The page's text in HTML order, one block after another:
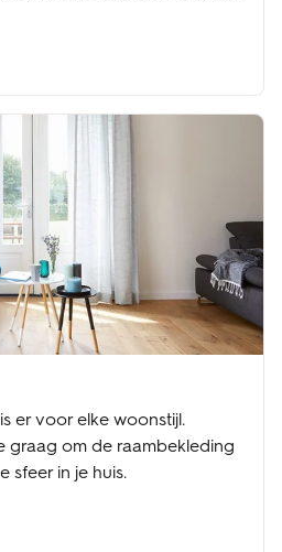
er voor elke woonstijl.
graag om de raambekleding
sfeer in je huis.